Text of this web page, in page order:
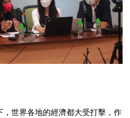
世界各地的經濟都大受打擊，作